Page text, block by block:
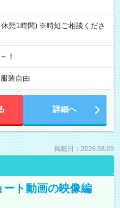
憩1時間) ※時短ご相談くださ
！
服装自由
詳細へ
掲載日：2026.08.09
ト動画の映像編